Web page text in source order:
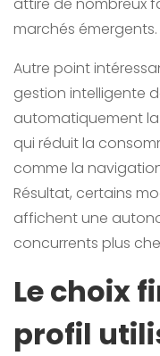
attire de nombreux
marchés émergents.
Autre point
gestion intelligente
automatiquement
qui réduit la
comme la
Résultat, certains
affichent une
concurrents plus
Le choix
profil